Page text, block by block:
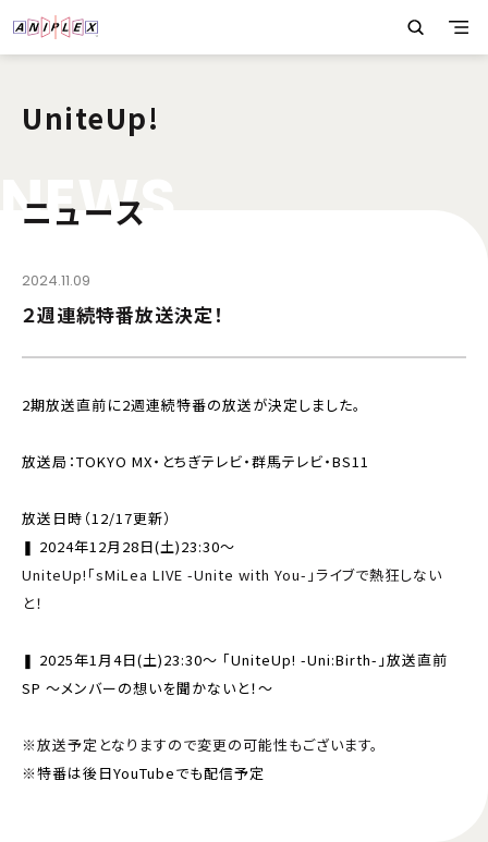
UniteUp!
NEWS
ニュース
2024.11.09
２週連続特番放送決定！
2期放送直前に2週連続特番の放送が決定しました。
放送局：TOKYO MX・とちぎテレビ・群馬テレビ・BS11
放送日時（12/17更新）
❚ 2024年12月28日(土)23:30～
UniteUp!「sMiLea LIVE -Unite with You-」ライブで熱狂しない
と！
❚ 2025年1月4日(土)23:30～ 「UniteUp! -Uni:Birth-」放送直前
SP ～メンバーの想いを聞かないと！～
※放送予定となりますので変更の可能性もございます。
※特番は後日YouTubeでも配信予定